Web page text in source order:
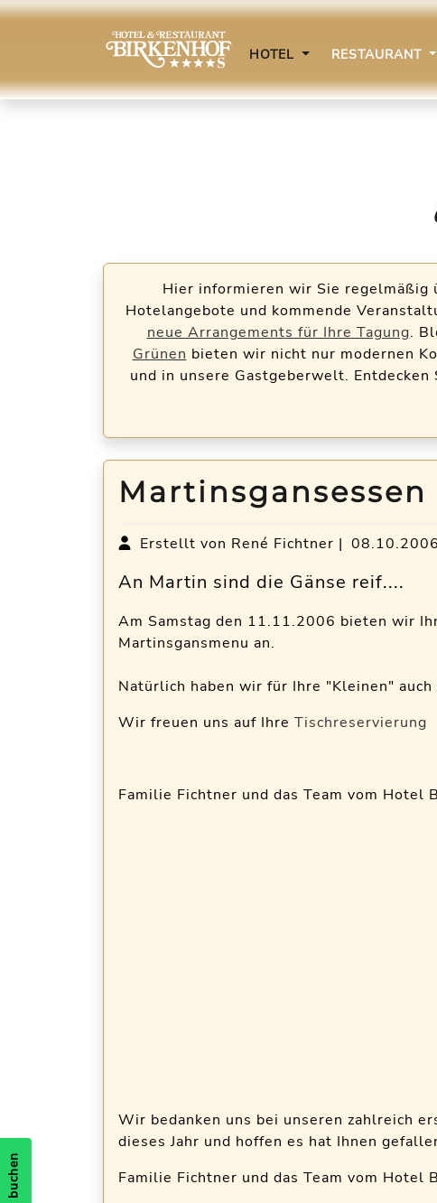
HOTEL RESTAURANT
Hier informieren wir Sie regelmäßig
Hotelangebote und kommende
neue Arrangements für Ihre Tagung.
Grünen bieten wir nicht nur modernen
und in unsere Gastgeberwelt.
Martinsgansessen
Erstellt von René Fichtner | 08.10.2006
An Martin sind die Gänse reif....
Am Samstag den 11.11.2006 bieten wir
Martinsgansmenu an.
Natürlich haben wir für Ihre "Kleinen"
Wir freuen uns auf Ihre Tischreservierung
Familie Fichtner und das Team vom Hotel
Wir bedanken uns bei unseren zahlreich
dieses Jahr und hoffen es hat Ihnen
Familie Fichtner und das Team vom Hotel